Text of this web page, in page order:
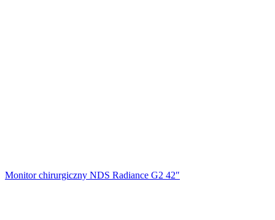
Monitor chirurgiczny NDS Radiance G2 42″